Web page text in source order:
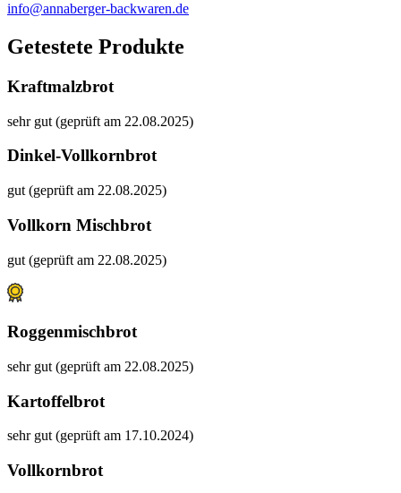
info@annaberger-backwaren.de
Getestete Produkte
Kraftmalzbrot
sehr gut (geprüft am 22.08.2025)
Dinkel-Vollkornbrot
gut (geprüft am 22.08.2025)
Vollkorn Mischbrot
gut (geprüft am 22.08.2025)
Roggenmischbrot
sehr gut (geprüft am 22.08.2025)
Kartoffelbrot
sehr gut (geprüft am 17.10.2024)
Vollkornbrot